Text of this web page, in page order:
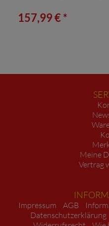
157,99 € *
Meine
Vertrag
Impressum AGB
Datenschutzerklärung